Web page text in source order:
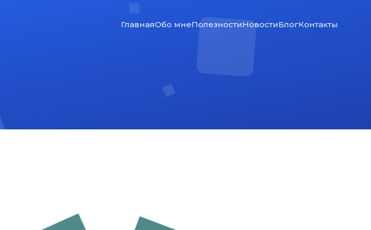
ГлавнаяОбо мнеПолезностиНовостиБлогКонтакты